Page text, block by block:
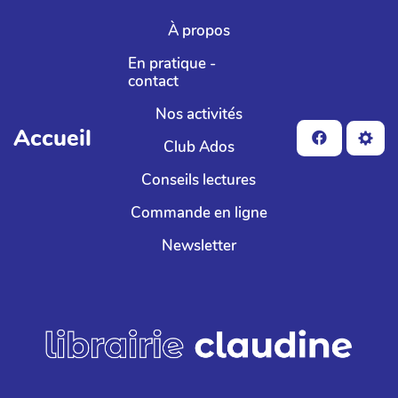
Aller au contenu principal
Accueil
À propos
En pratique -
contact
Nos activités
Club Ados
Conseils lectures
Commande en ligne
Newsletter